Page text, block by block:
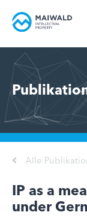
Alle
IP as a
under